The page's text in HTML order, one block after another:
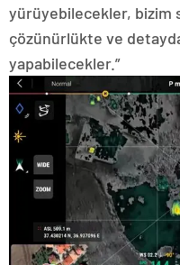
yürüyebilecekler, bizim
çözünürlükte ve
yapabilecekler.”